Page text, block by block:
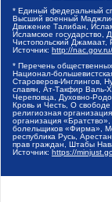
* Единый федеральный
Высший военный
Движение Талибан,
Исламское
Чистопольский
Источник: http://
* Перечень
Национал-
Староверов-Инглингов,
славян, Ат-Такфир Валь-
Череповца, Духовно-
Кровь и Честь, О
религиозная
организация
болельщиков «Фирма»,
республика Русь,
прав граждан, Штабы
Источник: https://